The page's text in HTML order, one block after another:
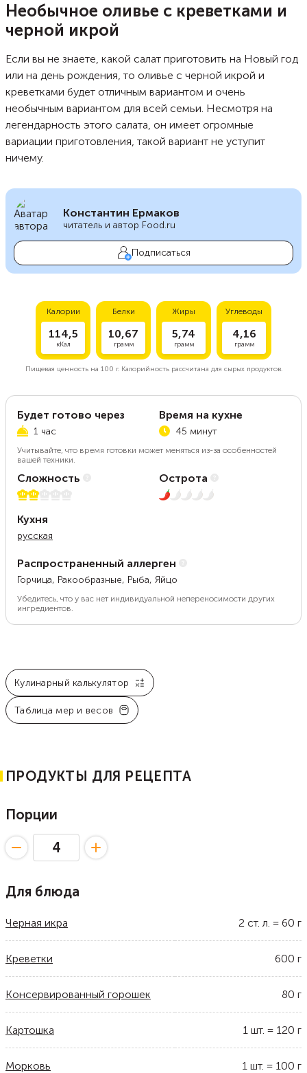
Необычное оливье с креветками и
черной икрой
Если вы не знаете, какой салат приготовить на Новый год
или на день рождения, то оливье с черной икрой и
креветками будет отличным вариантом и очень
необычным вариантом для всей семьи. Несмотря на
легендарность этого салата, он имеет огромные
вариации приготовления, такой вариант не уступит
ничему.
Константин Ермаков
читатель и автор Food.ru
Подписаться
Калории
114,5
кКал
Белки
10,67
грамм
Жиры
5,74
грамм
Углеводы
4,16
грамм
Пищевая ценность на 100 г.Калорийность рассчитана для сырых продуктов.
Будет готово через
1 час
Время на кухне
45 минут
Учитывайте, что время готовки может меняться из-за особенностей
вашей техники.
Сложность
2 из 5
Острота
1 из 5
Кухня
русская
Распространенный аллерген
Горчица, Ракообразные, Рыба, Яйцо
Убедитесь, что у вас нет индивидуальной непереносимости других
ингредиентов.
Кулинарный калькулятор
Таблица мер и весов
ПРОДУКТЫ ДЛЯ РЕЦЕПТА
Порции
Для блюда
Черная икра 2 ст. л. = 60 г
Креветки 600 г
Консервированный горошек 80 г
Картошка 1 шт. = 120 г
Морковь 1 шт. = 100 г